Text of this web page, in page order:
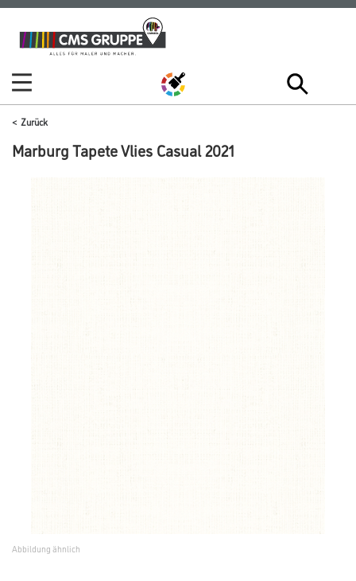
Zum
Inhalt
Zum
Navigationsmenü
Zurück
Marburg Tapete Vlies Casual 2021
Abbildung ähnlich